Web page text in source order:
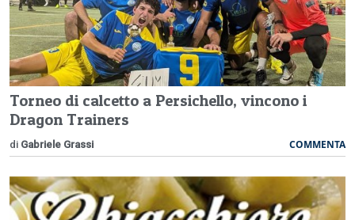
Torneo di calcetto a Persichello, vincono i
Dragon Trainers
di Gabriele Grassi COMMENTA